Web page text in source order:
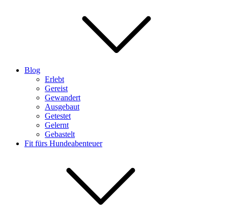
Blog
Erlebt
Gereist
Gewandert
Ausgebaut
Getestet
Gelernt
Gebastelt
Fit fürs Hundeabenteuer